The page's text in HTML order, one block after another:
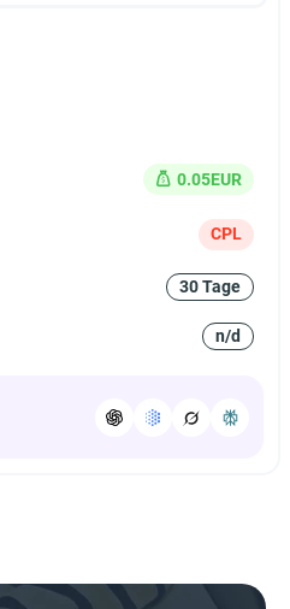
0.05EUR
CPL
30 Tage
n/d